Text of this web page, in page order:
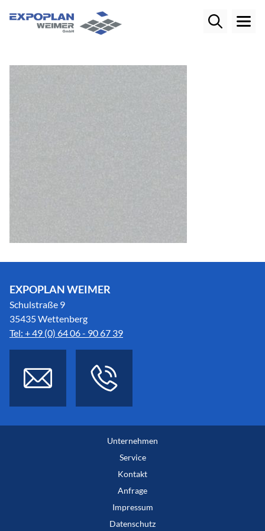
EXPOPLAN WEIMER
Schulstraße 9
35435 Wettenberg
Tel: + 49 (0) 64 06 - 90 67 39
Unternehmen
Service
Kontakt
Anfrage
Impressum
Datenschutz